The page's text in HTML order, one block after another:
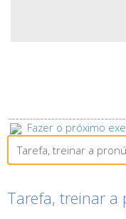
Fazer o próximo
Tarefa, treinar a
Tarefa, treinar a